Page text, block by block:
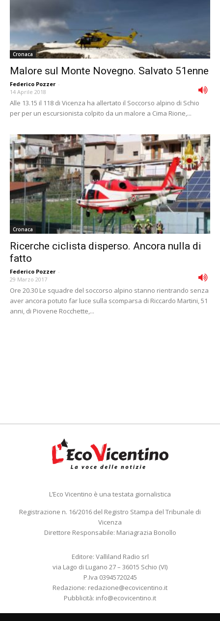
Cronaca
Malore sul Monte Novegno. Salvato 51enne
Federico Pozzer -
14 Aprile 2018
Alle 13.15 il 118 di Vicenza ha allertato il Soccorso alpino di Schio
per per un escursionista colpito da un malore a Cima Rione,...
Cronaca
Ricerche ciclista disperso. Ancora nulla di
fatto
Federico Pozzer -
29 Marzo 2017
Ore 20.30 Le squadre del soccorso alpino stanno rientrando senza
aver ancora potuto far luce sulla scomparsa di Riccardo Martini, 51
anni, di Piovene Rocchette,...
L’Eco Vicentino è una testata giornalistica
Registrazione n. 16/2016 del Registro Stampa del Tribunale di
Vicenza
Direttore Responsabile: Mariagrazia Bonollo
Editore: Valliland Radio srl
via Lago di Lugano 27 – 36015 Schio (VI)
P.Iva 03945720245
Redazione: redazione@ecovicentino.it
Pubblicità: info@ecovicentino.it